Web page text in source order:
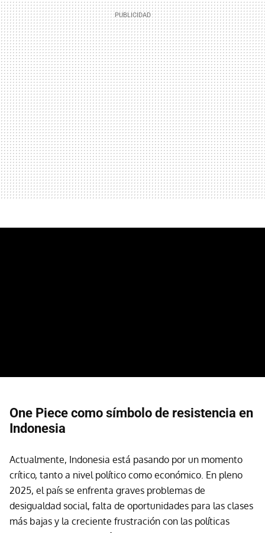
One Piece como símbolo de resistencia en
Indonesia
Actualmente, Indonesia está pasando por un momento
crítico, tanto a nivel político como económico. En pleno
2025, el país se enfrenta graves problemas de
desigualdad social, falta de oportunidades para las clases
más bajas y la creciente frustración con las políticas